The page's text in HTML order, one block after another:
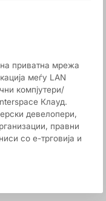
приватна мрежа
меѓу LAN
компјутери/
Клауд.
девелопери,
правни
со е-трговија и